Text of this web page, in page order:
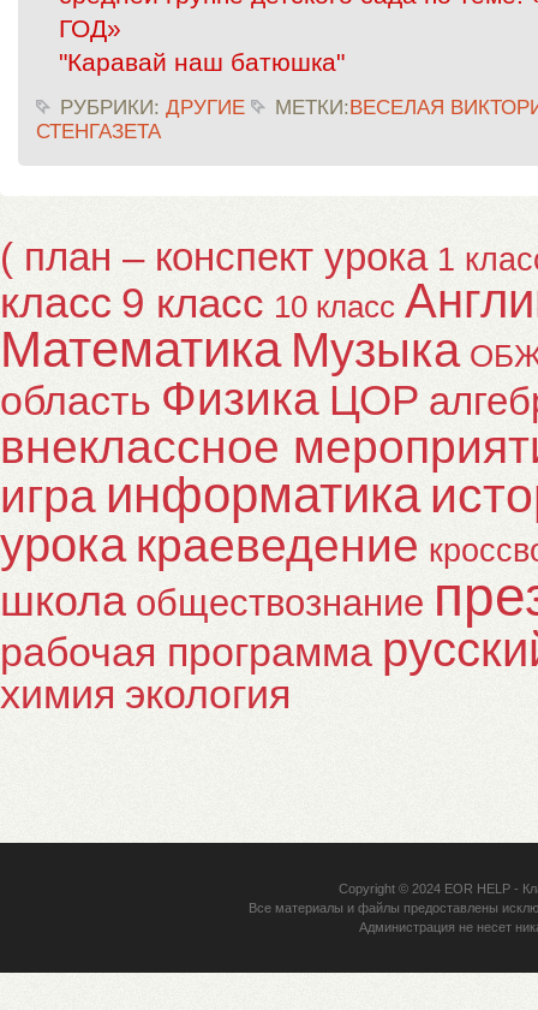
ГОД»
"Каравай наш батюшка"
РУБРИКИ: ДРУГИЕ МЕТКИ:ВЕСЕЛАЯ
СТЕНГАЗЕТА
( план – конспект урока 1
класс 9 класс 10 класс
Математика Музыка
область Физика ЦОР
внеклассное
игра информатика
урока краеведение
школа обществознание
рабочая программа
химия экология
Copyright © 2024 EOR HELP-
Все материалы и файлы предоставлены
Администрация не несет